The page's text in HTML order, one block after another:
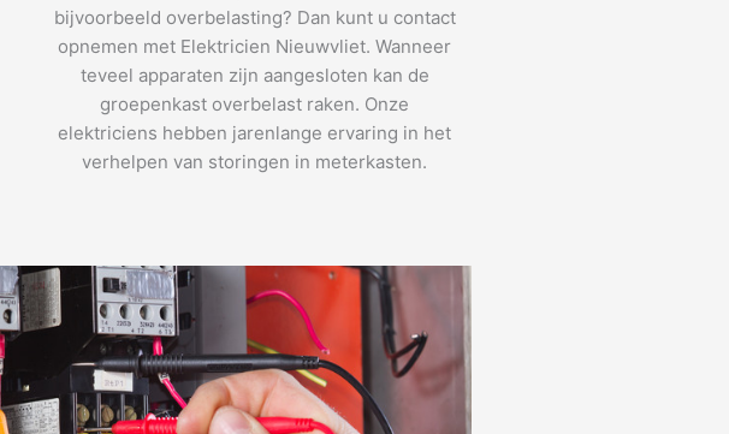
bijvoorbeeld overbelasting? Dan kunt u contact
opnemen met Elektricien Nieuwvliet. Wanneer
teveel apparaten zijn aangesloten kan de
groepenkast overbelast raken. Onze
elektriciens hebben jarenlange ervaring in het
verhelpen van storingen in meterkasten.